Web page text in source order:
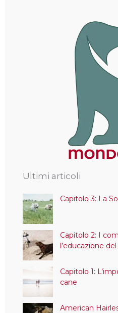
Ultimi articoli
Capitolo 3: La
Capitolo 2: I
l’educazione
Capitolo 1:
cane
American